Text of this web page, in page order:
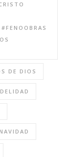
DE DIOS
NAVIDAD